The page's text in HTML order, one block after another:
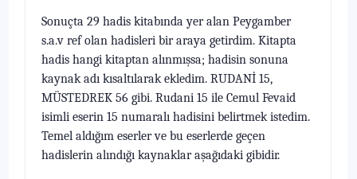
Sonuçta 29 hadis kitabında yer alan Peygamber
s.a.v ref olan hadisleri bir araya getirdim. Kitapta
hadis hangi kitaptan alınmışsa; hadisin sonuna
kaynak adı kısaltılarak ekledim. RUDANİ 15,
MÜSTEDREK 56 gibi. Rudani 15 ile Cemul Fevaid
isimli eserin 15 numaralı hadisini belirtmek istedim.
Temel aldığım eserler ve bu eserlerde geçen
hadislerin alındığı kaynaklaraşağıdaki gibidir.